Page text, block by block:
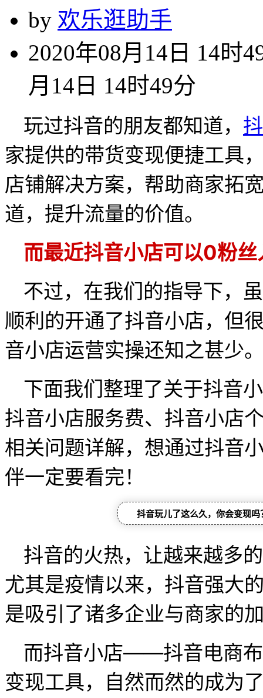
by 欢乐逛助手
2020年08月14日 14时
月14日 14时49分
玩过抖音的朋友都知道，
家提供的带货变现便捷工具
店铺解决方案，帮助商家拓
道，提升流量的价值。
而最近抖音小店可以0粉丝
不过，在我们的指导下，
顺利的开通了抖音小店，但
音小店运营实操还知之甚少
下面我们整理了关于抖音
抖音小店服务费、抖音小店
相关问题详解，想通过抖音
伴一定要看完！
抖音玩儿了这么久，你会变现吗
抖音的火热，让越来越多
尤其是疫情以来，抖音强大
是吸引了诸多企业与商家的
而抖音小店——抖音电商
变现工具，自然而然的成为